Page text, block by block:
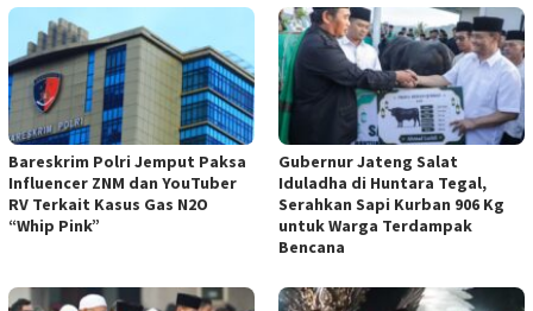
Bareskrim Polri Jemput Paksa
Influencer ZNM dan YouTuber
RV Terkait Kasus Gas N2O
“Whip Pink”
Gubernur Jateng Salat
Iduladha di Huntara Tegal,
Serahkan Sapi Kurban 906 Kg
untuk Warga Terdampak
Bencana